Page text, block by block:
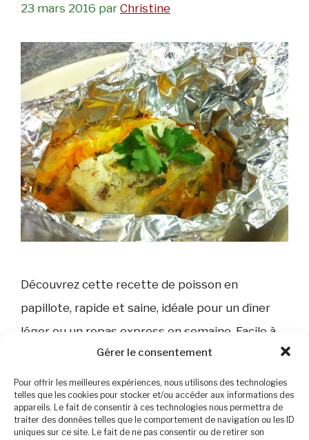
Gérer le consentement
Pour offrir les meilleures expériences, nous utilisons des technologies
telles que les cookies pour stocker et/ou accéder aux informations des
appareils. Le fait de consentir à ces technologies nous permettra de
traiter des données telles que le comportement de navigation ou les ID
uniques sur ce site. Le fait de ne pas consentir ou de retirer son
23 mars 2016 par Christine
Découvrez cette recette de poisson en
papillote, rapide et saine, idéale pour un dîner
léger ou un repas express en semaine. Facile à
personnaliser selon vos goûts et vos légumes,
elle conserve toutes les saveurs et les
nutriments de vos ingrédients. Cette recette
est pour une personne – 1 papillote de poisson